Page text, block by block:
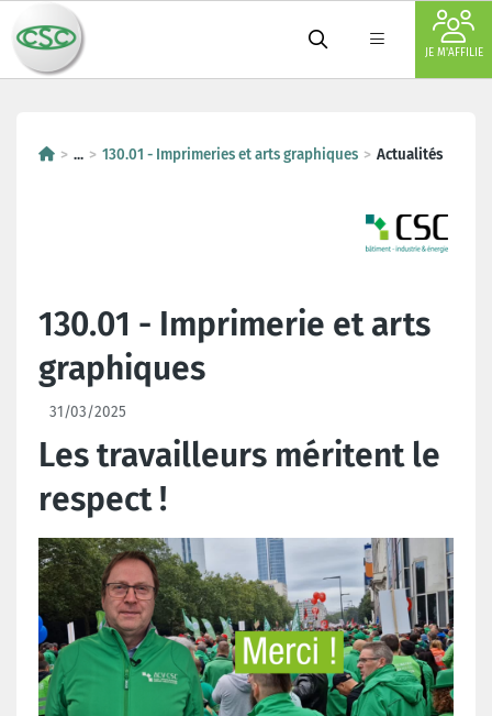
JE M'AFFILIE
... 130.01 - Imprimeries et arts graphiques Actualités
130.01 - Imprimerie et arts
graphiques
31/03/2025
Les travailleurs méritent le
respect !